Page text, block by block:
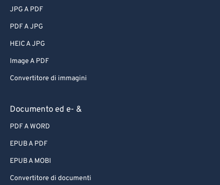
JPG A PDF
PDF A JPG
HEIC A JPG
Image A PDF
Convertitore di immagini
Documento ed e- &
PDF A WORD
EPUB A PDF
EPUB A MOBI
Convertitore di documenti